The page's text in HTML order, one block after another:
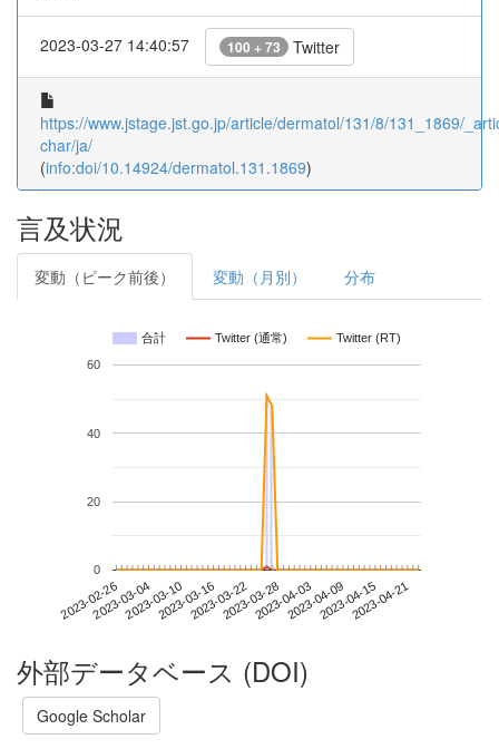
2023-03-27 14:40:57 100 + 73 Twitter
https://www.jstage.jst.go.jp/article/dermatol/131/8/131_1869/
char/ja/
(info:doi/10.14924/dermatol.131.1869)
言及状況
変動（ピーク前後） 変動（月別） 分布
合計 Twitter (通常) Twitter (RT)
2023-02-262023-03-042023-03-102023-03-162023-03-222023-03-282023-04-032023-04-092023-04-152023-04-21
0
20
40
60
外部データベース (DOI)
Google Scholar